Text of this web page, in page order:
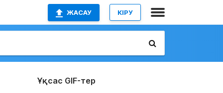
ЖАСАУ КІРУ
Ұқсас GIF-тер